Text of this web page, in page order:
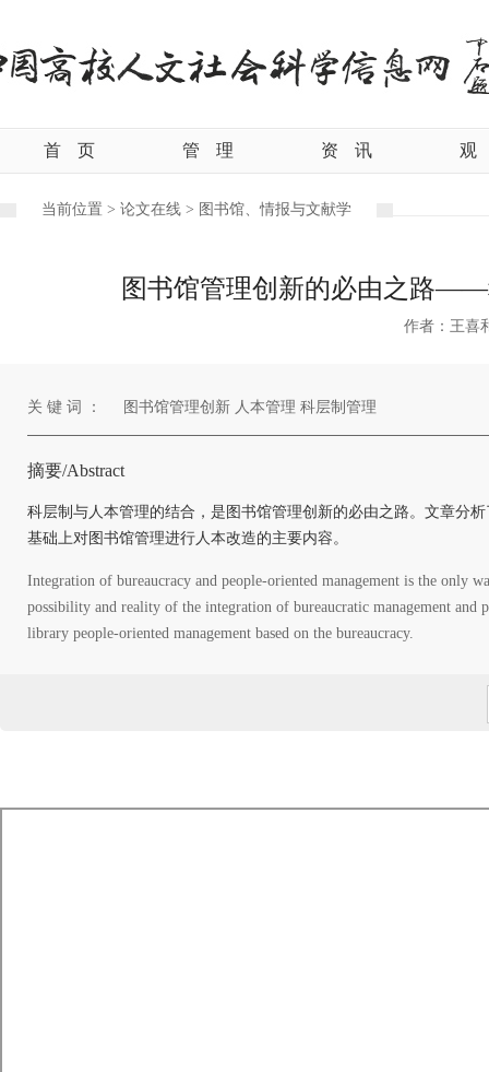
首 页 管 理 资 讯 观
当前位置 > 论文在线 > 图书馆、情报与文献学
图书馆管理创新的必由之路
作者：王喜
关 键 词 ： 图书馆管理创新 人本管理 科层制管理
摘要/Abstract
科层制与人本管理的结合，是图书馆管理创新的必由之路。文章分
基础上对图书馆管理进行人本改造的主要内容。
Integration of bureaucracy and people-oriented management is the only
possibility and reality of the integration of bureaucratic management and
library people-oriented management based on the bureaucracy.